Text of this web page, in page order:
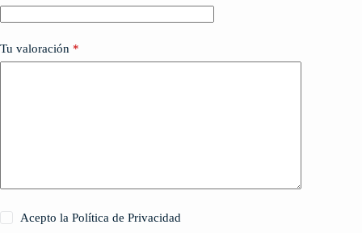
Tu valoración *
Acepto la Política de Privacidad